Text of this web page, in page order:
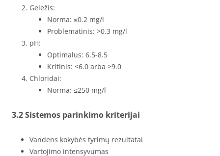
Geležis:
Norma: ≤0.2 mg/l
Problematinis: >0.3 mg/l
pH:
Optimalus: 6.5-8.5
Kritinis: <6.0 arba >9.0
Chloridai:
Norma: ≤250 mg/l
3.2 Sistemos parinkimo kriterijai
Vandens kokybės tyrimų rezultatai
Vartojimo intensyvumas